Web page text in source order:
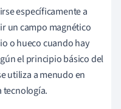
específicamente a
un campo magnético
o hueco cuando hay
el principio básico del
utiliza a menudo en
tecnología.